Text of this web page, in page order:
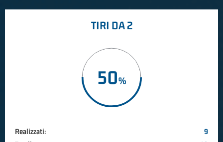
TIRI DA 2
50
Realizzati:
9